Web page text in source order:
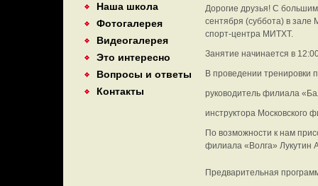
Наша школа
Фотогалерея
Видеогалерея
Это интересно
Вопросы и ответы
Контакты
Дорогие друзья! С
сентября (суббота) в зале
спорт-центра МИТХТ.
Занятие начинается в
В проведении тренировки
руководитель филиала
инструктора Московского
По возможности к нам
филиала «Волга» Лукутин
Предварительная